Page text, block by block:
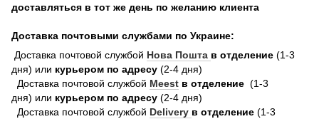
доставляться в тот же день по желанию клиента
Доставка почтовыми службами по Украине:
Доставка почтовой службой Нова Пошта в отделение (1-3
дня) или курьером по адресу (2-4 дня)
Доставка почтовой службой Meest в отделение (1-3
дня) или курьером по адресу (2-4 дня)
Доставка почтовой службой Delivery в отделение (1-3